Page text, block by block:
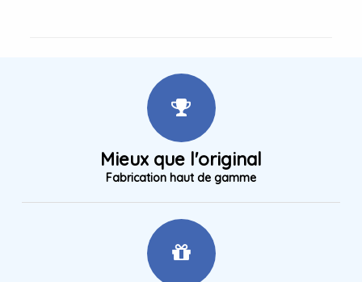
Mieux que l'original
Fabrication haut de gamme